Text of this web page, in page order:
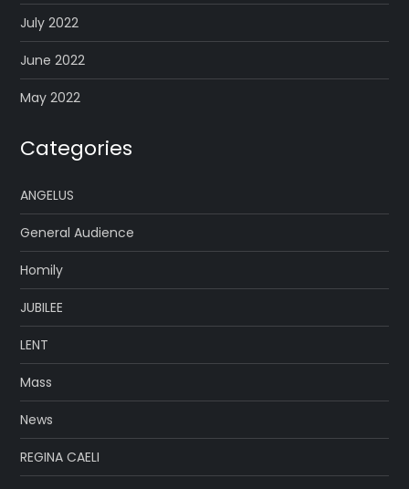
July 2022
June 2022
May 2022
Categories
ANGELUS
General Audience
Homily
JUBILEE
LENT
Mass
News
REGINA CAELI